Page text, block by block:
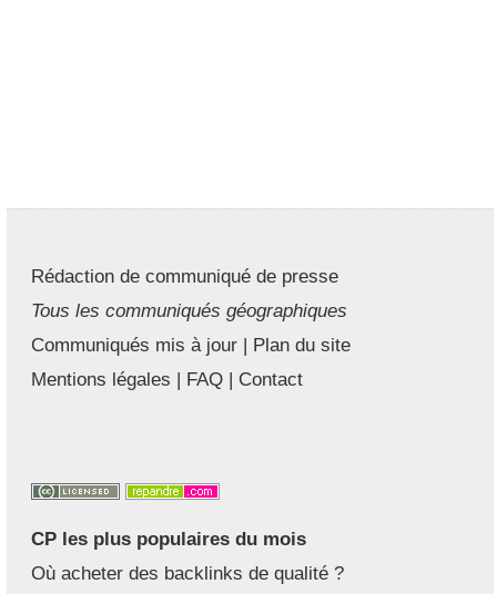
Rédaction de communiqué de presse
Tous les communiqués géographiques
Communiqués mis à jour | Plan du site
Mentions légales | FAQ | Contact
CP les plus populaires du mois
Où acheter des backlinks de qualité ?